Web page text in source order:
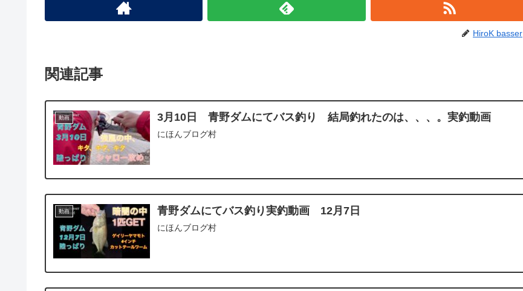
HiroK basser
関連記事
動画 3月10日 青野ダムにてバス釣り 結局釣れたのは、、、。実釣動画
にほんブログ村
動画 青野ダムにてバス釣り実釣動画 12月7日
にほんブログ村